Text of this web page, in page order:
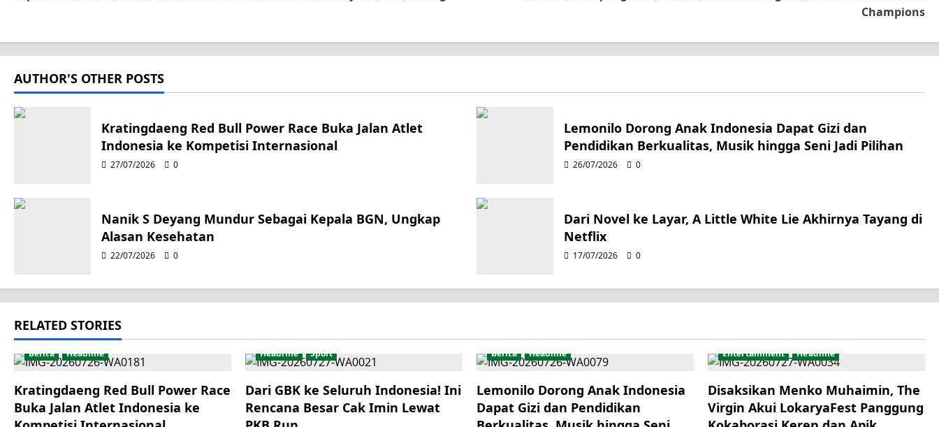
s
t
n
g
i
o
n
Champions
AUTHOR'S OTHER POSTS
Kratingdaeng Red Bull Power Race Buka Jalan Atlet
Indonesia ke Kompetisi Internasional
27/07/2026 0
Lemonilo Dorong Anak Indonesia Dapat Gizi dan
Pendidikan Berkualitas, Musik hingga Seni Jadi Pilihan
26/07/2026 0
Nanik S Deyang Mundur Sebagai Kepala BGN, Ungkap
Alasan Kesehatan
22/07/2026 0
Dari Novel ke Layar, A Little White Lie Akhirnya Tayang di
Netflix
17/07/2026 0
RELATED STORIES
Berita Headline
Kratingdaeng Red Bull Power Race
Buka Jalan Atlet Indonesia ke
Headline Sport
Dari GBK ke Seluruh Indonesia! Ini
Rencana Besar Cak Imin Lewat
Berita Headline
Lemonilo Dorong Anak Indonesia
Dapat Gizi dan Pendidikan
Entertainment Headline
Disaksikan Menko Muhaimin, The
Virgin Akui LokaryaFest Panggung